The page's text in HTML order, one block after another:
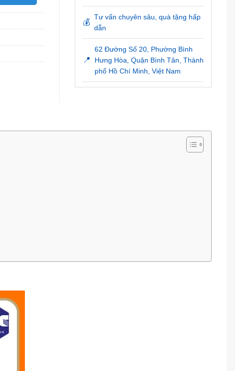
💰
Tư vấn chuyên sâu, quà tặng hấp
dẫn
📍
62 Đường Số 20, Phường Bình
Hưng Hòa, Quận Bình Tân, Thành
phố Hồ Chí Minh, Việt Nam